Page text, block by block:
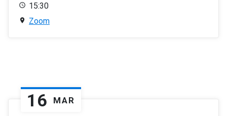
15:30
Zoom
16 MAR